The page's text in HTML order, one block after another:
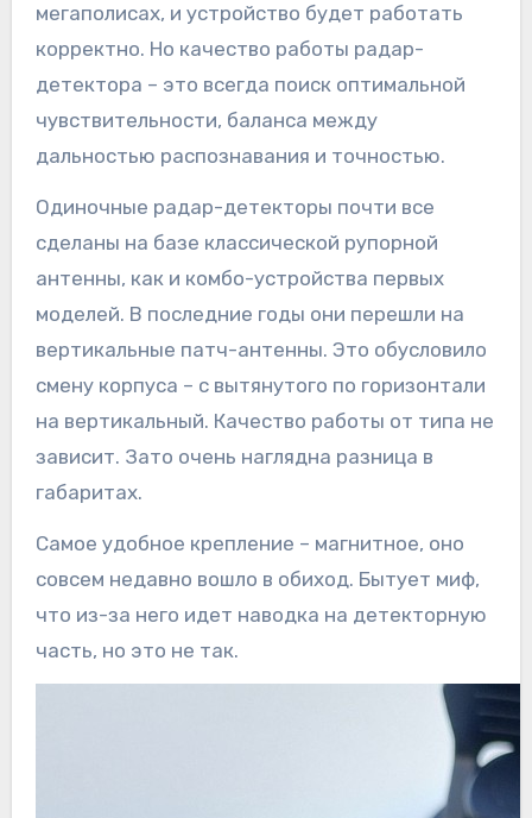
мегаполисах, и устройство будет работать
корректно. Но качество работы радар-
детектора – это всегда поиск оптимальной
чувствительности, баланса между
дальностью распознавания и точностью.
Одиночные радар-детекторы почти все
сделаны на базе классической рупорной
антенны, как и комбо-устройства первых
моделей. В последние годы они перешли на
вертикальные патч-антенны. Это обусловило
смену корпуса – с вытянутого по горизонтали
на вертикальный. Качество работы от типа не
зависит. Зато очень наглядна разница в
габаритах.
Самое удобное крепление – магнитное, оно
совсем недавно вошло в обиход. Бытует миф,
что из-за него идет наводка на детекторную
часть, но это не так.